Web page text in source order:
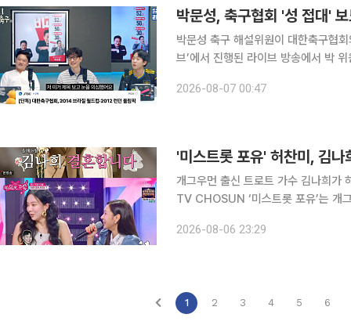
박문성, 축구협회 '성 접대'
박문성 축구 해설위원이 대한축구협회의 성 접대 보
브’에서 진행된 라이브 방송에서 박
신이냐”라며 “심판에게 경기 잘 봐달
2026-08-07 00:47
'미스트롯 포유' 허찬미, 김
개그우먼 출신 트로트 가수 김나희가 허찬
TV CHOSUN ‘미스트롯 포유’는 개
“미녀 개그우먼으로 활동하다가 웃음
2026-08-06 23:29
1 2 3 4 5 6